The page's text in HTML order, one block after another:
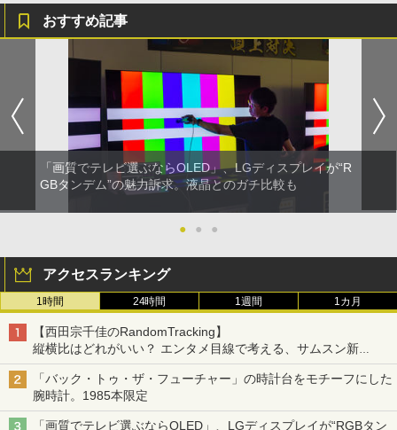
おすすめ記事
「画質でテレビ選ぶならOLED」、LGディスプレイが“R
GBタンデム”の魅力訴求。液晶とのガチ比較も
● ● ●
アクセスランキング
1時間 24時間 1週間 1カ月
【西田宗千佳のRandomTracking】
縦横比はどれがいい？ エンタメ目線で考える、サムスン新
「Galaxy Z Fold」
「バック・トゥ・ザ・フューチャー」の時計台をモチーフにした
腕時計。1985本限定
「画質でテレビ選ぶならOLED」、LGディスプレイが“RGBタン